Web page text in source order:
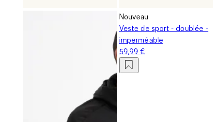
Nouveau
Veste de sport - doublée -
imperméable
59,99 €